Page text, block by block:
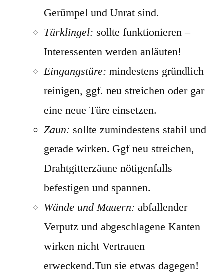
Gerümpel und Unrat sind.
Türklingel: sollte funktionieren –
Interessenten werden anläuten!
Eingangstüre: mindestens gründlich
reinigen, ggf. neu streichen oder gar
eine neue Türe einsetzen.
Zaun: sollte zumindestens stabil und
gerade wirken. Ggf neu streichen,
Drahtgitterzäune nötigenfalls
befestigen und spannen.
Wände und Mauern: abfallender
Verputz und abgeschlagene Kanten
wirken nicht Vertrauen
erweckend.Tun sie etwas dagegen!